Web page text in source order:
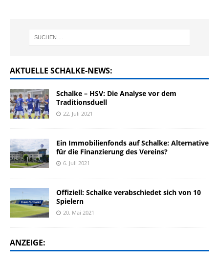
AKTUELLE SCHALKE-NEWS:
Schalke – HSV: Die Analyse vor dem
Traditionsduell
22. Juli 2021
Ein Immobilienfonds auf Schalke: Alternative
für die Finanzierung des Vereins?
6. Juli 2021
Offiziell: Schalke verabschiedet sich von 10
Spielern
20. Mai 2021
ANZEIGE: